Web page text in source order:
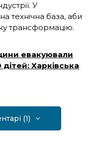
У
технічна база, аби
трансформацію.
евакуювали
Харківська
(1)